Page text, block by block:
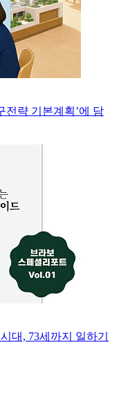
전략 기본계획’에 담
대, 73세까지 일하기